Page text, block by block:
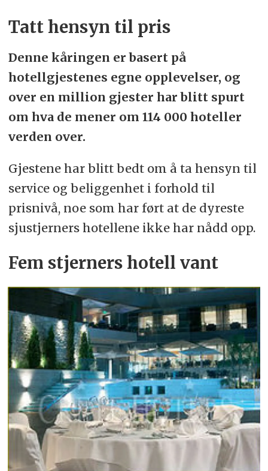
Tatt hensyn til pris
Denne kåringen er basert på
hotellgjestenes egne opplevelser, og
over en million gjester har blitt spurt
om hva de mener om 114 000 hoteller
verden over.
Gjestene har blitt bedt om å ta hensyn til
service og beliggenhet i forhold til
prisnivå, noe som har ført at de dyreste
sjustjerners hotellene ikke har nådd opp.
Fem stjerners hotell vant